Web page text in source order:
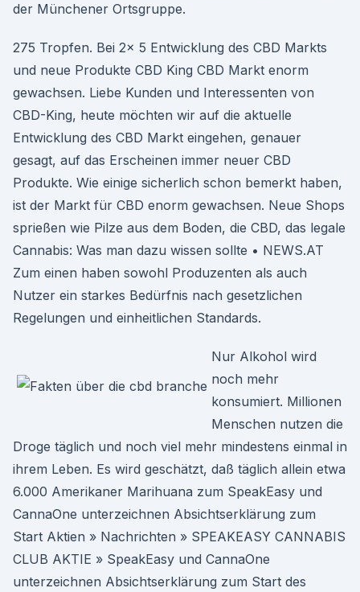
der Münchener Ortsgruppe.
275 Tropfen. Bei 2x 5 Entwicklung des CBD Markts
und neue Produkte CBD King CBD Markt enorm
gewachsen. Liebe Kunden und Interessenten von
CBD-King, heute möchten wir auf die aktuelle
Entwicklung des CBD Markt eingehen, genauer
gesagt, auf das Erscheinen immer neuer CBD
Produkte. Wie einige sicherlich schon bemerkt haben,
ist der Markt für CBD enorm gewachsen. Neue Shops
sprießen wie Pilze aus dem Boden, die CBD, das legale
Cannabis: Was man dazu wissen sollte • NEWS.AT
Zum einen haben sowohl Produzenten als auch
Nutzer ein starkes Bedürfnis nach gesetzlichen
Regelungen und einheitlichen Standards.
Nur Alkohol wird
noch mehr
konsumiert. Millionen
Menschen nutzen die
Droge täglich und noch viel mehr mindestens einmal in
ihrem Leben. Es wird geschätzt, daß täglich allein etwa
6.000 Amerikaner Marihuana zum SpeakEasy und
CannaOne unterzeichnen Absichtserklärung zum
Start Aktien » Nachrichten » SPEAKEASY CANNABIS
CLUB AKTIE » SpeakEasy und CannaOne
unterzeichnen Absichtserklärung zum Start des